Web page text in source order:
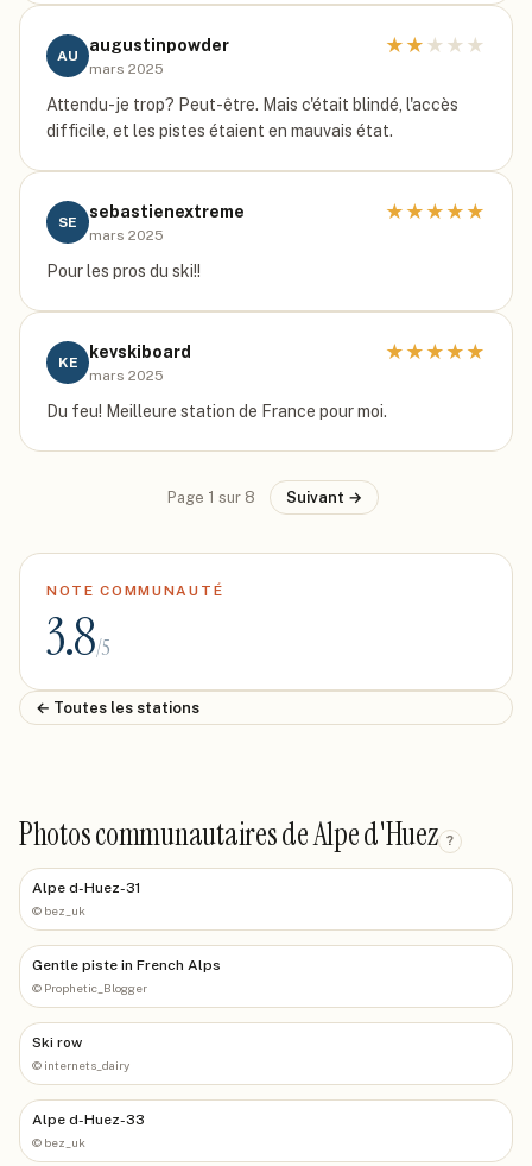
AU
augustinpowder
mars 2025
★ ★ ★ ★ ★
Attendu-je trop? Peut-être. Mais c'était blindé, l'accès
difficile, et les pistes étaient en mauvais état.
SE
sebastienextreme
mars 2025
★ ★ ★ ★ ★
Pour les pros du ski!!
KE
kevskiboard
mars 2025
★ ★ ★ ★ ★
Du feu! Meilleure station de France pour moi.
Page 1 sur 8 Suivant →
NOTE COMMUNAUTÉ
3.8/5
← Toutes les stations
Photos communautaires de Alpe d'Huez ?
Alpe d-Huez-31
© bez_uk
Gentle piste in French Alps
© Prophetic_Blogger
Ski row
© internets_dairy
Alpe d-Huez-33
© bez_uk